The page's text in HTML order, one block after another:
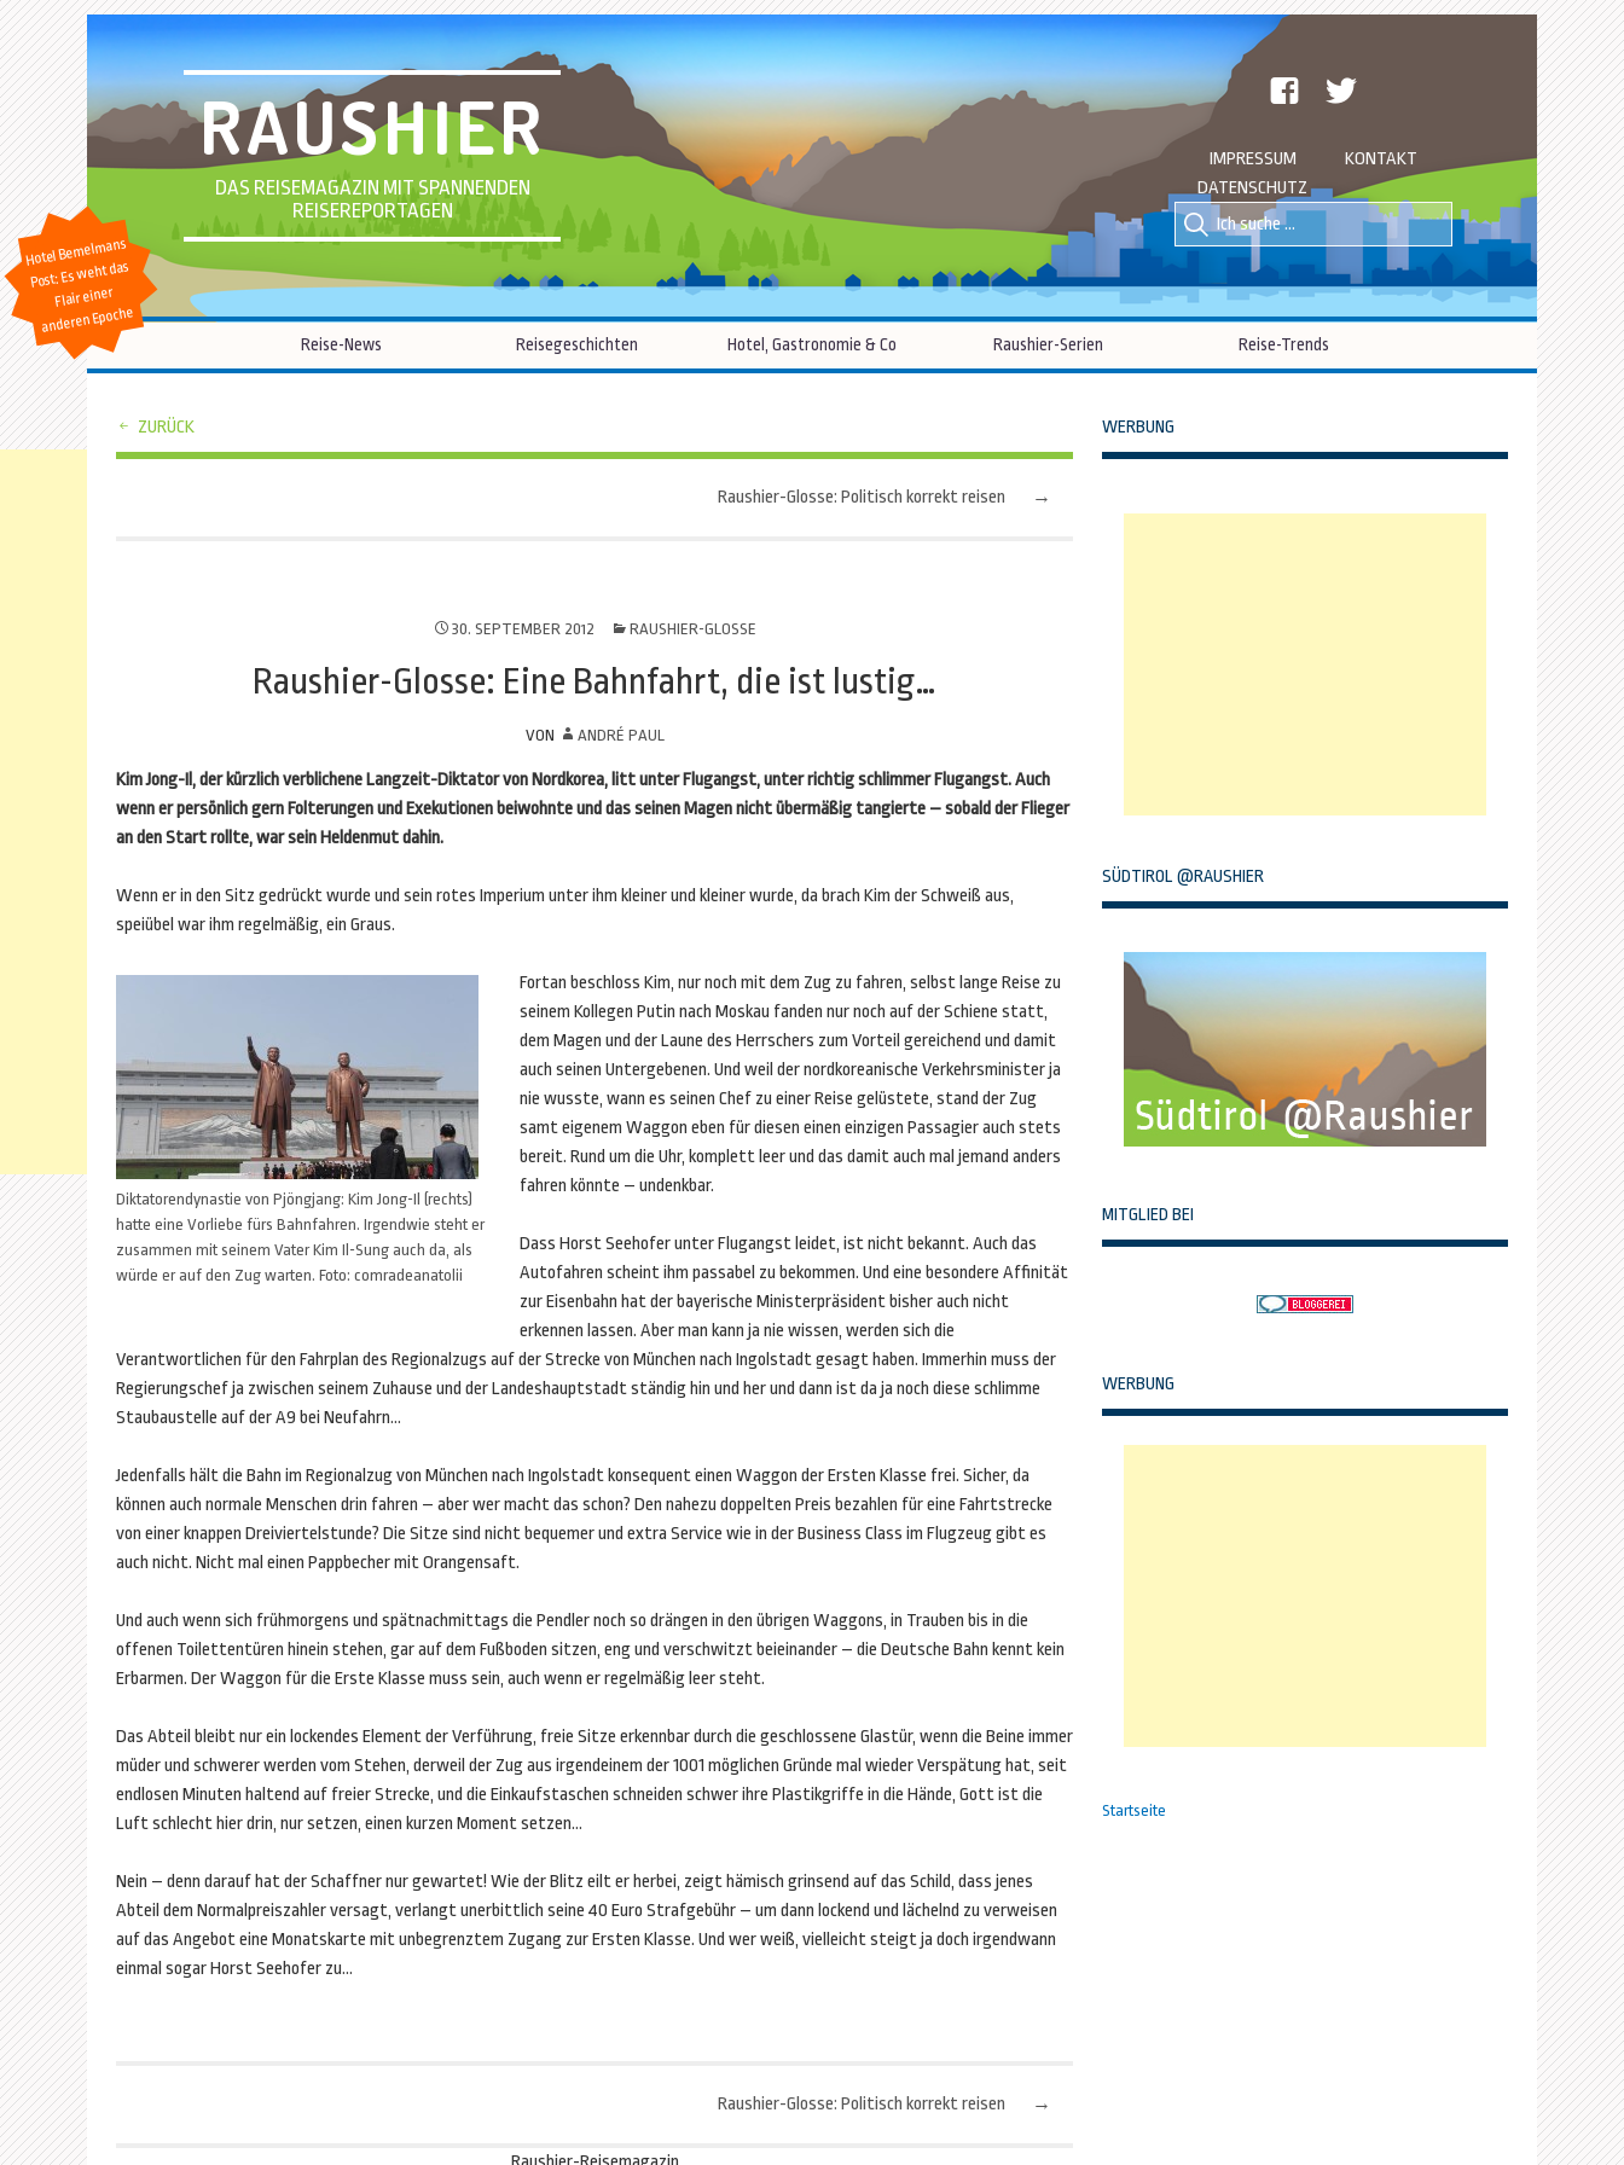
RAUSHIER
DAS REISEMAGAZIN MIT SPANNENDEN
REISEREPORTAGEN
facebook
IMPRESSUM
KONTAKT
DATENSCHUTZ
Suche
nach::
Suche
nach:
Hotel Bemelmans
Post: Es weht das
Flair einer
anderen Epoche
Reise-News Reisegeschichten Hotel, Gastronomie & Co Raushier-Serien Reise-Trends
ZURÜCK
→
Raushier-Glosse: Politisch korrekt reisen
30. SEPTEMBER 2012 RAUSHIER-GLOSSE
Raushier-Glosse: Eine Bahnfahrt, die ist lustig…
VON ANDRÉ PAUL
Kim Jong-Il, der kürzlich verblichene Langzeit-Diktator von Nordkorea, litt unter Flugangst, unter richtig schlimmer Flugangst. Auch
wenn er persönlich gern Folterungen und Exekutionen beiwohnte und das seinen Magen nicht übermäßig tangierte – sobald der Flieger
an den Start rollte, war sein Heldenmut dahin.
Wenn er in den Sitz gedrückt wurde und sein rotes Imperium unter ihm kleiner und kleiner wurde, da brach Kim der Schweiß aus,
speiübel war ihm regelmäßig, ein Graus.
Diktatorendynastie von Pjöngjang: Kim Jong-Il (rechts)
hatte eine Vorliebe fürs Bahnfahren. Irgendwie steht er
zusammen mit seinem Vater Kim Il-Sung auch da, als
würde er auf den Zug warten. Foto: comradeanatolii
Fortan beschloss Kim, nur noch mit dem Zug zu fahren, selbst lange Reise zu
seinem Kollegen Putin nach Moskau fanden nur noch auf der Schiene statt,
dem Magen und der Laune des Herrschers zum Vorteil gereichend und damit
auch seinen Untergebenen. Und weil der nordkoreanische Verkehrsminister ja
nie wusste, wann es seinen Chef zu einer Reise gelüstete, stand der Zug
samt eigenem Waggon eben für diesen einen einzigen Passagier auch stets
bereit. Rund um die Uhr, komplett leer und das damit auch mal jemand anders
fahren könnte – undenkbar.
Dass Horst Seehofer unter Flugangst leidet, ist nicht bekannt. Auch das
Autofahren scheint ihm passabel zu bekommen. Und eine besondere Affinität
zur Eisenbahn hat der bayerische Ministerpräsident bisher auch nicht
erkennen lassen. Aber man kann ja nie wissen, werden sich die
Verantwortlichen für den Fahrplan des Regionalzugs auf der Strecke von München nach Ingolstadt gesagt haben. Immerhin muss der
Regierungschef ja zwischen seinem Zuhause und der Landeshauptstadt ständig hin und her und dann ist da ja noch diese schlimme
Staubaustelle auf der A9 bei Neufahrn…
Jedenfalls hält die Bahn im Regionalzug von München nach Ingolstadt konsequent einen Waggon der Ersten Klasse frei. Sicher, da
können auch normale Menschen drin fahren – aber wer macht das schon? Den nahezu doppelten Preis bezahlen für eine Fahrtstrecke
von einer knappen Dreiviertelstunde? Die Sitze sind nicht bequemer und extra Service wie in der Business Class im Flugzeug gibt es
auch nicht. Nicht mal einen Pappbecher mit Orangensaft.
Und auch wenn sich frühmorgens und spätnachmittags die Pendler noch so drängen in den übrigen Waggons, in Trauben bis in die
offenen Toilettentüren hinein stehen, gar auf dem Fußboden sitzen, eng und verschwitzt beieinander – die Deutsche Bahn kennt kein
Erbarmen. Der Waggon für die Erste Klasse muss sein, auch wenn er regelmäßig leer steht.
Das Abteil bleibt nur ein lockendes Element der Verführung, freie Sitze erkennbar durch die geschlossene Glastür, wenn die Beine immer
müder und schwerer werden vom Stehen, derweil der Zug aus irgendeinem der 1001 möglichen Gründe mal wieder Verspätung hat, seit
endlosen Minuten haltend auf freier Strecke, und die Einkaufstaschen schneiden schwer ihre Plastikgriffe in die Hände, Gott ist die
Luft schlecht hier drin, nur setzen, einen kurzen Moment setzen…
Nein – denn darauf hat der Schaffner nur gewartet! Wie der Blitz eilt er herbei, zeigt hämisch grinsend auf das Schild, dass jenes
Abteil dem Normalpreiszahler versagt, verlangt unerbittlich seine 40 Euro Strafgebühr – um dann lockend und lächelnd zu verweisen
auf das Angebot eine Monatskarte mit unbegrenztem Zugang zur Ersten Klasse. Und wer weiß, vielleicht steigt ja doch irgendwann
einmal sogar Horst Seehofer zu…
→
Raushier-Glosse: Politisch korrekt reisen
WERBUNG
SÜDTIROL @RAUSHIER
MITGLIED BEI
WERBUNG
Startseite